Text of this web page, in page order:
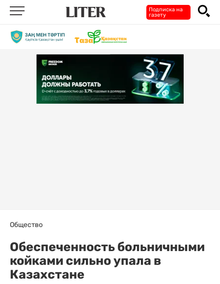
Подписка на
газету
Общество
Обеспеченность больничными
койками сильно упала в
Казахстане